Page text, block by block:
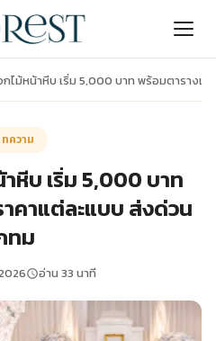
ไม้หน้าหีบ เริ่ม 5,000 บาท พร้อมตารางเ
ความ
หีบ เริ่ม 5,000 บาท
คาแต่ละแบบ ส่งด่วน
ทม
อ่าน 33 นาที